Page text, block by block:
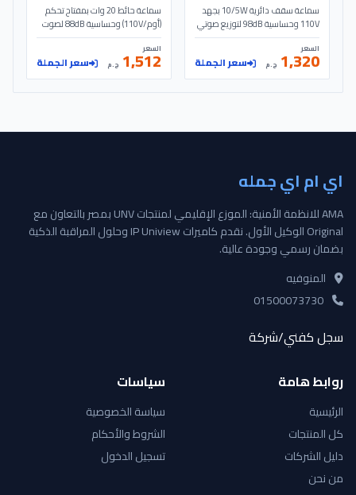
سماعة سقف دائرية 10/5W بجهد
110V وحساسية 98dB لتوزيع صوتي
نقي. تصميم أبيض بقطر 230مم
للساوند سيستم في المشروعات
والمتاجر. الموديل: MT-810LMT |
MASTER
السعر
1,320 ج.م سعر الجملة
سماعة حائط 20 وات بمفتاح تحكم
(أوم/110V) وحساسية 88dB لصوت
نقي. تصميم أبيض مع مكبر 4 بوصة
وتويتر لأنظمة الساوند سيستم.
الموديل: MT-WA614 | MASTER
السعر
1,512 ج.م سعر الجملة
اي ام اي جمله
AMA للانظمة الأمنية: الموزع الإقليمي لمنتجات UNV بمصر بالتعاون مع
Original الوكيل الأول. نقدم كاميرات IP Uniview وحلول المراقبة الذكية
بضمان رسمي وجودة عالية.
المنوفيه
سجل كفني/شركة
روابط هامة
الرئيسية
كل المنتجات
دليل الشركات
من نحن
سياسات
سياسة الخصوصية
الشروط والأحكام
تسجيل الدخول